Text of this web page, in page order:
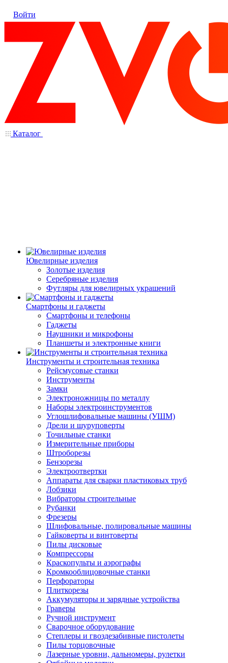
Войти
Каталог
Ювелирные изделия
Золотые изделия
Серебряные изделия
Футляры для ювелирных украшений
Смартфоны и гаджеты
Смартфоны и телефоны
Гаджеты
Наушники и микрофоны
Планшеты и электронные книги
Инструменты и строительная техника
Рейсмусовые станки
Инструменты
Замки
Электроножницы по металлу
Наборы электроинструментов
Углошлифовальные машины (УШМ)
Дрели и шуруповерты
Точильные станки
Измерительные приборы
Штроборезы
Бензорезы
Электроотвертки
Аппараты для сварки пластиковых труб
Лобзики
Вибраторы строительные
Рубанки
Фрезеры
Шлифовальные, полировальные машины
Гайковерты и винтоверты
Пилы дисковые
Компрессоры
Краскопульты и аэрографы
Кромкооблицовочные станки
Перфораторы
Плиткорезы
Аккумуляторы и зарядные устройства
Граверы
Ручной инструмент
Сварочное оборудование
Степлеры и гвоздезабивные пистолеты
Пилы торцовочные
Лазерные уровни, дальномеры, рулетки